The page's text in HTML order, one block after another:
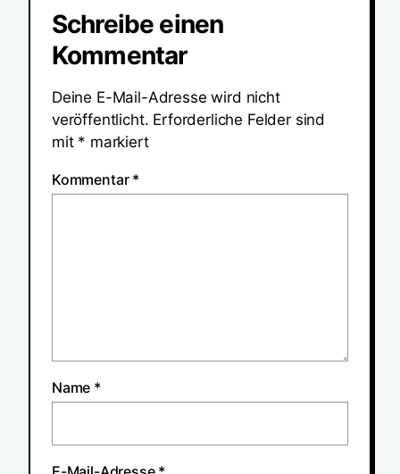
Schreibe einen
Kommentar
Deine E-Mail-Adresse wird nicht
veröffentlicht. Erforderliche Felder sind
mit * markiert
Kommentar *
Name *